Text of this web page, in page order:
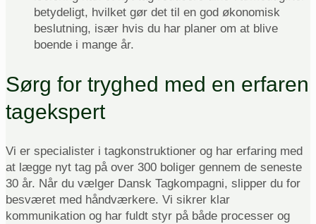
betydeligt, hvilket gør det til en god økonomisk
beslutning, især hvis du har planer om at blive
boende i mange år.
Sørg for tryghed med en erfaren
tagekspert
Vi er specialister i tagkonstruktioner og har erfaring med
at lægge nyt tag på over 300 boliger gennem de seneste
30 år. Når du vælger Dansk Tagkompagni, slipper du for
besværet med håndværkere. Vi sikrer klar
kommunikation og har fuldt styr på både processer og